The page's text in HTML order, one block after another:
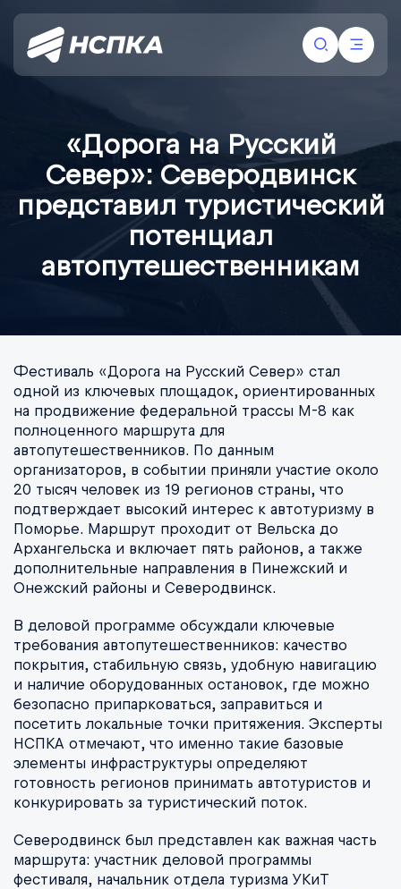
«Дорога на Русский
Север»: Северодвинск
представил туристический
потенциал
автопутешественникам
Фестиваль «Дорога на Русский Север» стал
одной из ключевых площадок, ориентированных
на продвижение федеральной трассы М-8 как
полноценного маршрута для
автопутешественников. По данным
организаторов, в событии приняли участие около
20 тысяч человек из 19 регионов страны, что
подтверждает высокий интерес к автотуризму в
Поморье. Маршрут проходит от Вельска до
Архангельска и включает пять районов, а также
дополнительные направления в Пинежский и
Онежский районы и Северодвинск.
В деловой программе обсуждали ключевые
требования автопутешественников: качество
покрытия, стабильную связь, удобную навигацию
и наличие оборудованных остановок, где можно
безопасно припарковаться, заправиться и
посетить локальные точки притяжения. Эксперты
НСПКА отмечают, что именно такие базовые
элементы инфраструктуры определяют
готовность регионов принимать автотуристов и
конкурировать за туристический поток.
Северодвинск был представлен как важная часть
маршрута: участник деловой программы
фестиваля, начальник отдела туризма УКиТ